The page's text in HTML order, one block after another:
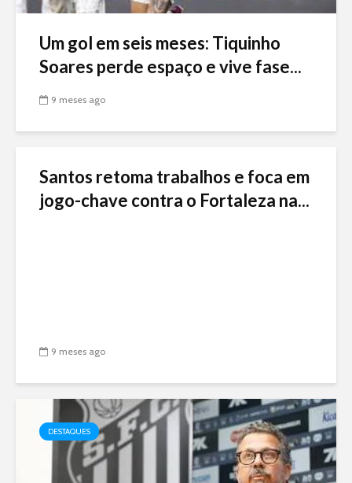
Um gol em seis meses: Tiquinho
Soares perde espaço e vive fase...
9 meses ago
Santos retoma trabalhos e foca em
jogo-chave contra o Fortaleza na...
9 meses ago
DESTAQUES